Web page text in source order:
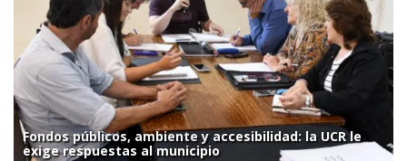
Fondos públicos, ambiente y accesibilidad: la UCR le
exige respuestas al municipio